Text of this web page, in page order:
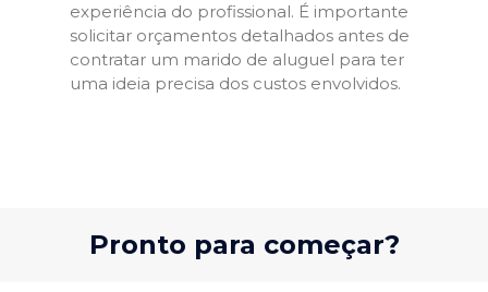
experiência do profissional. É importante
solicitar orçamentos detalhados antes de
contratar um marido de aluguel para ter
uma ideia precisa dos custos envolvidos.
Pronto para começar?